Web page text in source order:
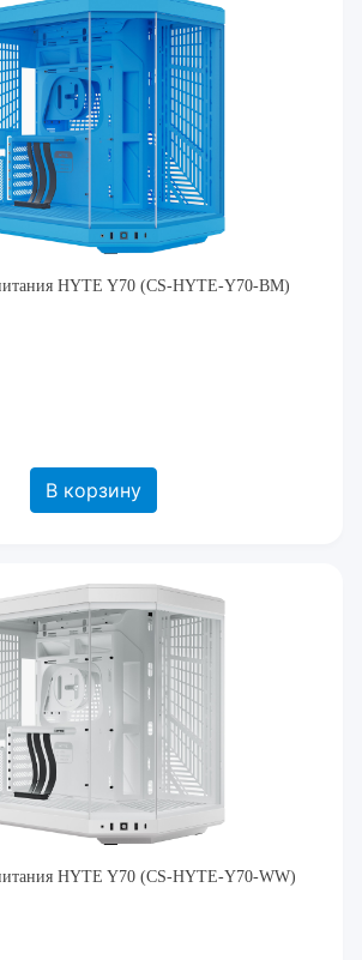
HYTE Y70 (CS-HYTE-Y70-BM)
В корзину
HYTE Y70 (CS-HYTE-Y70-WW)